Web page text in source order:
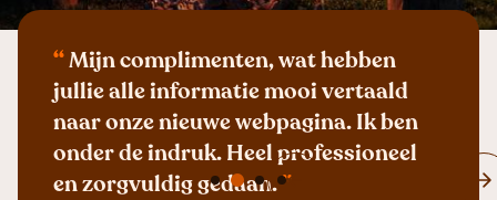
“Mijn complimenten, wat hebben
jullie alle informatie mooi vertaald
naar onze nieuwe webpagina. Ik ben
onder de indruk. Heel professioneel
en zorgvuldig gedaan.”